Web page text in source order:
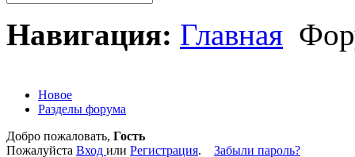
Навигация: Главная
Новое
Разделы форума
Добро пожаловать, Гость
Пожалуйста Вход или Регистрация. Забыли пароль?